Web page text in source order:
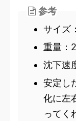
参考
サイズ
重量：
沈下速
安定し
化に左
ってく